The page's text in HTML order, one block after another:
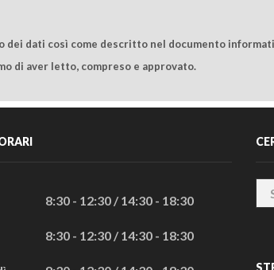
dati così come descritto nel documento
di aver letto, compreso e approvato.
8:30 - 12:30 / 14:30 - 18:30
8:30 - 12:30 / 14:30 - 18:30